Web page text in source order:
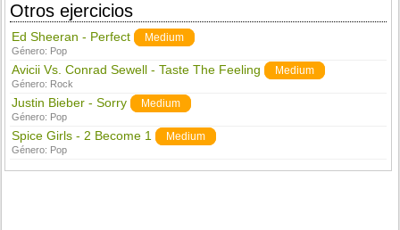
Otros ejercicios
Ed Sheeran - Perfect Medium
Género: Pop
Avicii Vs. Conrad Sewell - Taste The Feeling Medium
Género: Rock
Justin Bieber - Sorry Medium
Género: Pop
Spice Girls - 2 Become 1 Medium
Género: Pop